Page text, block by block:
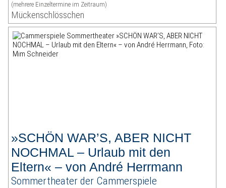
(mehrere Einzeltermine im Zeitraum)
Mückenschlösschen
»SCHÖN WAR’S, ABER NICHT
NOCHMAL – Urlaub mit den
Eltern« – von André Herrmann
Sommertheater der Cammerspiele